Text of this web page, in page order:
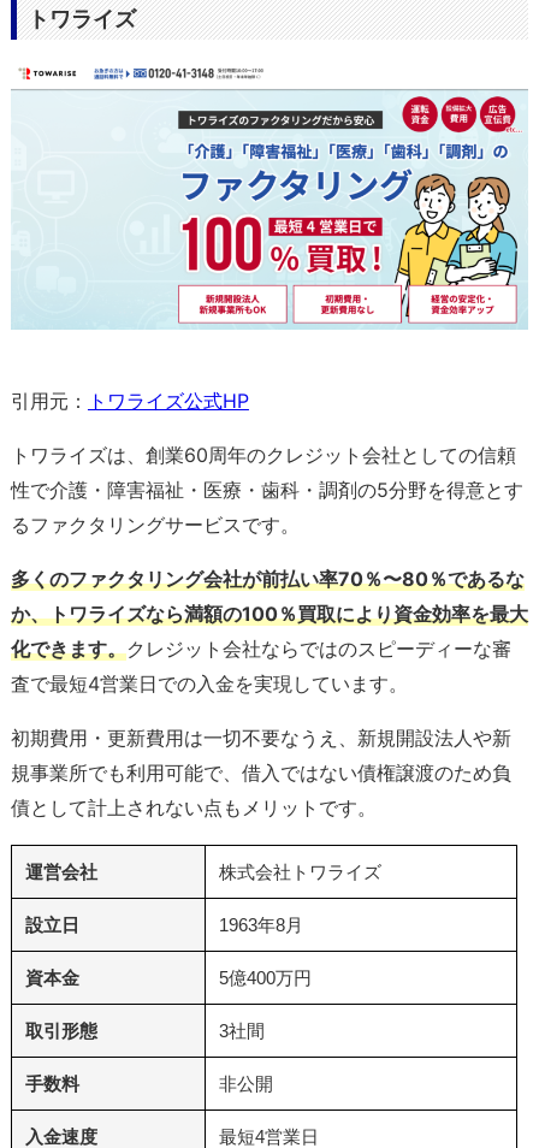
トワライズ
引用元： トワライズ公式HP
トワライズは、創業60周年のクレジット会社としての信頼
性で介護・障害福祉・医療・歯科・調剤の5分野を得意とす
るファクタリングサービスです。
多くのファクタリング会社が前払い率70％〜80％であるな
か、トワライズなら満額の100％買取により資金効率を最大
化できます。クレジット会社ならではのスピーディーな審
査で最短4営業日での入金を実現しています。
初期費用・更新費用は一切不要なうえ、新規開設法人や新
規事業所でも利用可能で、借入ではない債権譲渡のため負
債として計上されない点もメリットです。
運営会社 株式会社トワライズ
設立日 1963年8月
資本金 5億400万円
取引形態 3社間
手数料 非公開
入金速度 最短4営業日